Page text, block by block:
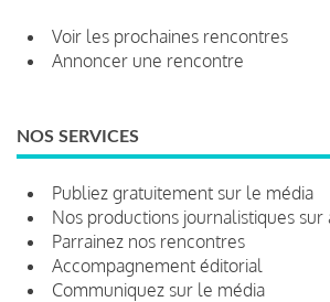
Voir les prochaines rencontres
Annoncer une rencontre
NOS SERVICES
Publiez gratuitement sur le média
Nos productions journalistiques
Parrainez nos rencontres
Accompagnement éditorial
Communiquez sur le média